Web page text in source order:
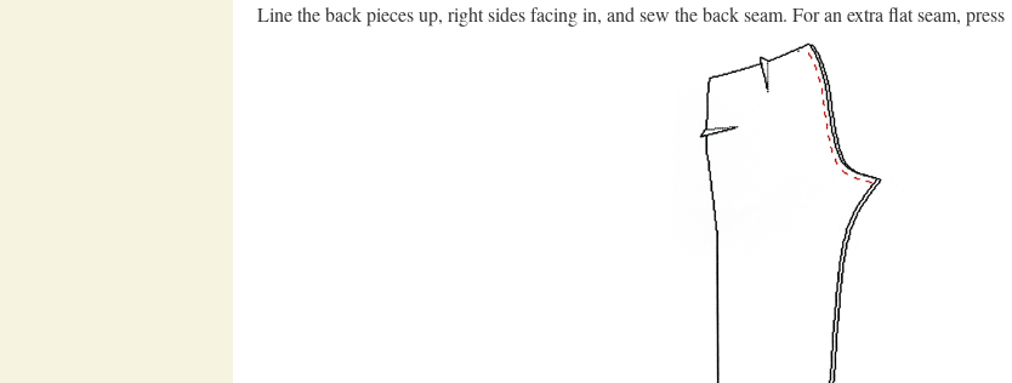
Line the back pieces up, right sides facing in, and sew the back seam. For an extra flat seam, press